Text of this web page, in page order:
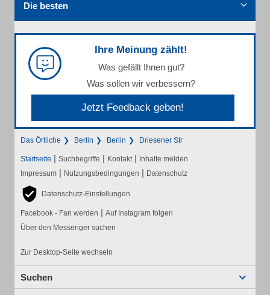
Die besten
Ihre Meinung zählt!
Was gefällt Ihnen gut?
Was sollen wir verbessern?
Jetzt Feedback geben!
Das Örtliche Berlin Berlin Driesener Str
Startseite | Suchbegriffe | Kontakt | Inhalte melden
Impressum | Nutzungsbedingungen | Datenschutz
Datenschutz-Einstellungen
Facebook - Fan werden | Auf Instagram folgen
Über den Messenger suchen
Zur Desktop-Seite wechseln
Suchen